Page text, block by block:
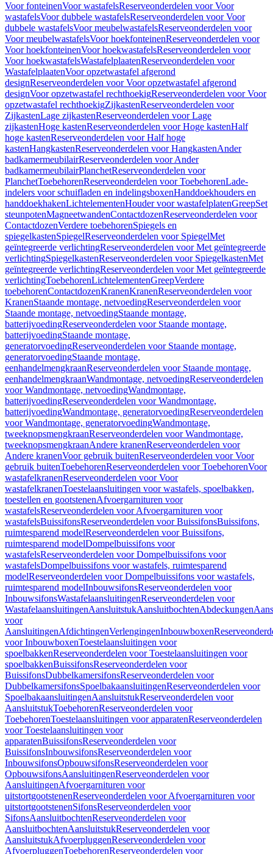
Voor fonteinenVoor wastafelsReserveonderdelen voor Voor
wastafelsVoor dubbele wastafelsReserveonderdelen voor Voor
dubbele wastafelsVoor meubelwastafelsReserveonderdelen voor
Voor meubelwastafelsVoor hoekfonteinenReserveonderdelen voor
Voor hoekfonteinenVoor hoekwastafelsReserveonderdelen voor
Voor hoekwastafelsWastafelplaatenReserveonderdelen voor
WastafelplaatenVoor opzetwastafel afgerond
designReserveonderdelen voor Voor opzetwastafel afgerond
designVoor opzetwastafel rechthoekigReserveonderdelen voor Voor
opzetwastafel rechthoekigZijkastenReserveonderdelen voor
ZijkastenLage zijkastenReserveonderdelen voor Lage
zijkastenHoge kastenReserveonderdelen voor Hoge kastenHalf
hoge kastenReserveonderdelen voor Half hoge
kastenHangkastenReserveonderdelen voor HangkastenAnder
badkamermeubilairReserveonderdelen voor Ander
badkamermeubilairPlanchetReserveonderdelen voor
PlanchetToebehorenReserveonderdelen voor ToebehorenLade-
indelers voor schuifladen en indelingsboxenHanddoekhouders en
handdoekhakenLichtelementenHouder voor wastafelplatenGreepSet
steunpotenMagneetwandenContactdozenReserveonderdelen voor
ContactdozenVerdere toebehorenSpiegels en
spiegelkastenSpiegelReserveonderdelen voor SpiegelMet
geïntegreerde verlichtingReserveonderdelen voor Met geïntegreerde
verlichtingSpiegelkastenReserveonderdelen voor SpiegelkastenMet
geïntegreerde verlichtingReserveonderdelen voor Met geïntegreerde
verlichtingToebehorenLichtelementenGreepVerdere
toebehorenContactdozenKranenKranenReserveonderdelen voor
KranenStaande montage, netvoedingReserveonderdelen voor
Staande montage, netvoedingStaande montage,
batterijvoedingReserveonderdelen voor Staande montage,
batterijvoedingStaande montage,
generatorvoedingReserveonderdelen voor Staande montage,
generatorvoedingStaande montage,
eenhandelmengkraanReserveonderdelen voor Staande montage,
eenhandelmengkraanWandmontage, netvoedingReserveonderdelen
voor Wandmontage, netvoedingWandmontage,
batterijvoedingReserveonderdelen voor Wandmontage,
batterijvoedingWandmontage, generatorvoedingReserveonderdelen
voor Wandmontage, generatorvoedingWandmontage,
tweeknopsmengkraanReserveonderdelen voor Wandmontage,
tweeknopsmengkraanAndere kranenReserveonderdelen voor
Andere kranenVoor gebruik buitenReserveonderdelen voor Voor
gebruik buitenToebehorenReserveonderdelen voor ToebehorenVoor
wastafelkranenReserveonderdelen voor Voor
wastafelkranenToestelaansluitingen voor wastafels, spoelbakken,
toestellen en gootstenenAfvoergarnituren voor
wastafelsReserveonderdelen voor Afvoergarnituren voor
wastafelsBuissifonsReserveonderdelen voor BuissifonsBuissifons,
ruimtesparend modelReserveonderdelen voor Buissifons,
ruimtesparend modelDompelbuissifons voor
wastafelsReserveonderdelen voor Dompelbuissifons voor
wastafelsDompelbuissifons voor wastafels, ruimtesparend
modelReserveonderdelen voor Dompelbuissifons voor wastafels,
ruimtesparend modelInbouwsifonsReserveonderdelen voor
InbouwsifonsWastafelaansluitingenReserveonderdelen voor
WastafelaansluitingenAansluitstukAansluitbochtenAbdeckungen
voor
AansluitingenAfdichtingenVerlengingenInbouwboxen
voor InbouwboxenToestelaansluitingen voor
spoelbakkenReserveonderdelen voor Toestelaansluitingen voor
spoelbakkenBuissifonsReserveonderdelen voor
BuissifonsDubbelkamersifonsReserveonderdelen voor
DubbelkamersifonsSpoelbakaansluitingenReserveonderdelen voor
SpoelbakaansluitingenAansluitstukReserveonderdelen voor
AansluitstukToebehorenReserveonderdelen voor
ToebehorenToestelaansluitingen voor apparatenReserveonderdelen
voor Toestelaansluitingen voor
apparatenBuissifonsReserveonderdelen voor
BuissifonsInbouwsifonsReserveonderdelen voor
InbouwsifonsOpbouwsifonsReserveonderdelen voor
OpbouwsifonsAansluitingenReserveonderdelen voor
AansluitingenAfvoergarnituren voor
uitstortgootstenenReserveonderdelen voor Afvoergarnituren voor
uitstortgootstenenSifonsReserveonderdelen voor
SifonsAansluitbochtenReserveonderdelen voor
AansluitbochtenAansluitstukReserveonderdelen voor
AansluitstukAfvoerpluggenReserveonderdelen voor
AfvoerpluggenToebehorenReserveonderdelen voor